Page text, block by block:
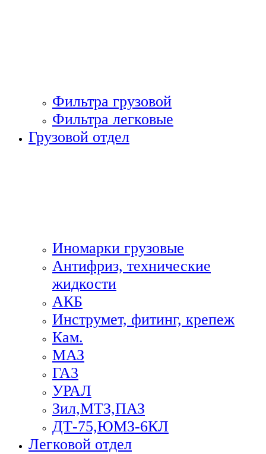
Фильтра грузовой
Фильтра легковые
Грузовой отдел
Иномарки грузовые
Антифриз, технические
жидкости
АКБ
Инструмет, фитинг, крепеж
Кам.
МАЗ
ГА3
УРАЛ
Зил,МТЗ,ПАЗ
ДТ-75,ЮМЗ-6КЛ
Легковой отдел